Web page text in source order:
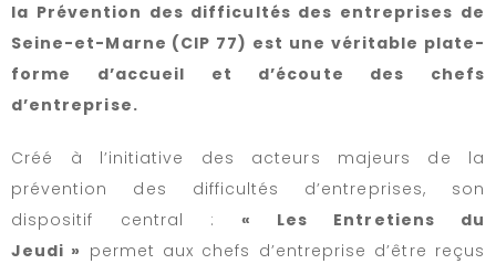
la Prévention des difficultés des entreprises de
Seine-et-Marne (CIP 77) est une véritable plate-
forme d’accueil et d’écoute des chefs
d’entreprise.
Créé à l’initiative des acteurs majeurs de la
prévention des difficultés d’entreprises, son
dispositif central :« Les Entretiens du
Jeudi » permet aux chefs d’entreprise d’être reçus